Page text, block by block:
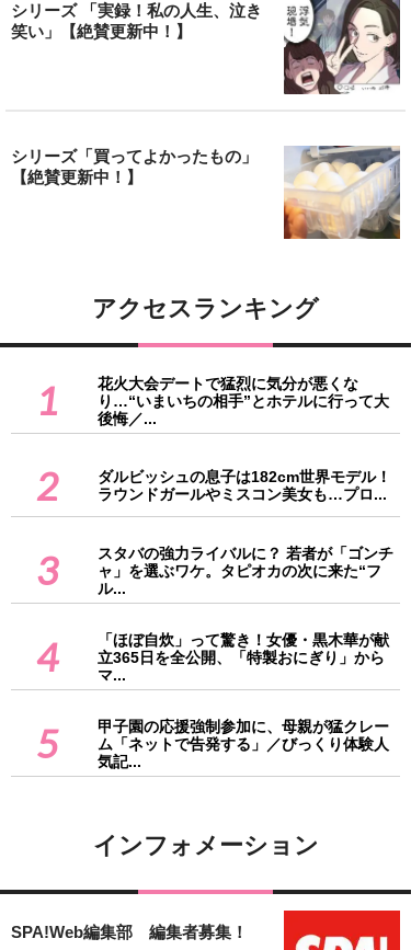
シリーズ 「実録！私の人生、泣き
笑い」【絶賛更新中！】
シリーズ「買ってよかったもの」
【絶賛更新中！】
アクセスランキング
1
花火大会デートで猛烈に気分が悪くな
り…“いまいちの相手”とホテルに行って大
後悔／...
2
ダルビッシュの息子は182cm世界モデル！
ラウンドガールやミスコン美女も…プロ...
3
スタバの強力ライバルに？ 若者が「ゴンチ
ャ」を選ぶワケ。タピオカの次に来た“フ
ル...
4
「ほぼ自炊」って驚き！女優・黒木華が献
立365日を全公開、「特製おにぎり」から
マ...
5
甲子園の応援強制参加に、母親が猛クレー
ム「ネットで告発する」／びっくり体験人
気記...
インフォメーション
SPA!Web編集部 編集者募集！